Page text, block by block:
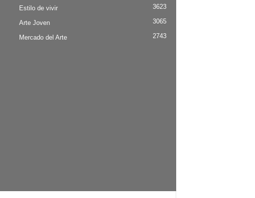
Estilo de vivir 3623
Arte Joven 3065
Mercado del Arte 2743